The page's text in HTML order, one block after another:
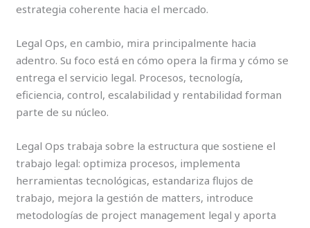
estrategia coherente hacia el mercado.
Legal Ops, en cambio, mira principalmente hacia
adentro. Su foco está en cómo opera la firma y cómo se
entrega el servicio legal. Procesos, tecnología,
eficiencia, control, escalabilidad y rentabilidad forman
parte de su núcleo.
Legal Ops trabaja sobre la estructura que sostiene el
trabajo legal: optimiza procesos, implementa
herramientas tecnológicas, estandariza flujos de
trabajo, mejora la gestión de matters, introduce
metodologías de project management legal y aporta